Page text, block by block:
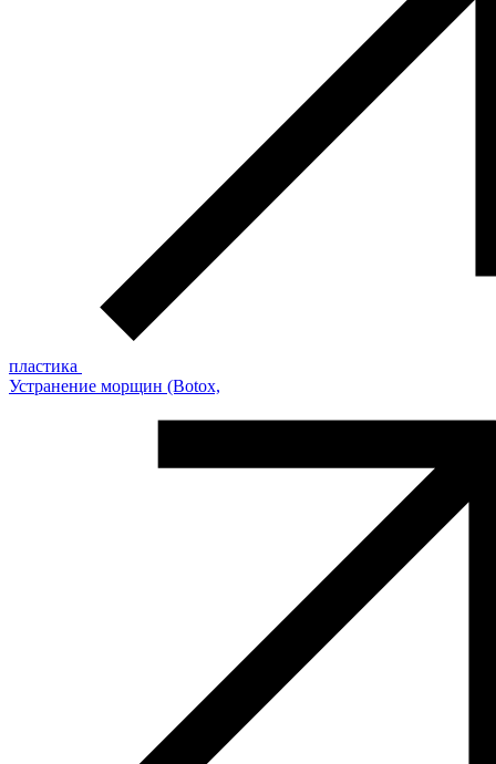
пластика
Устранение морщин (Botox,